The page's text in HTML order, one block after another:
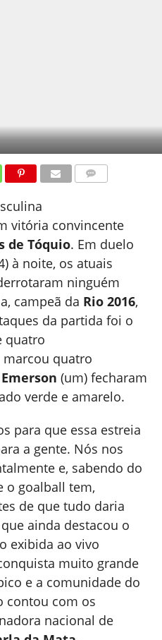
vitória convincente
de Tóquio. Em duelo
à noite, os atuais
ninguém
campeã da Rio 2016,
da partida foi o
quatro
quatro
Emerson (um) fecharam
verde e amarelo.
para que essa estreia
a gente. Nós nos
e, sabendo do
o goalball tem,
de que tudo daria
ainda destacou o
exibida ao vivo
muito grande
e a comunidade do
contou com os
nacional de